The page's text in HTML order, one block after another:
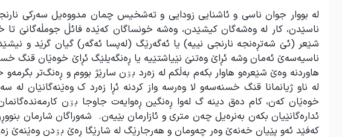
لە بووار جوان ناسی و ئاشنایی زودایی و تەشخیس چمان مدووەیل سەرکی
ناسێدن، کار لە وەشەگان کیشێدن، وەشە خونساگان کەێدە فائڵ جومڵەگانێ تا
شێعر (ئێ شەتڕەنجە نارنجی نییە) یا ئەگەرێگ (لەپسا ئەگەر) گیان گرێد و
ناسیەسەێ ئەمان وشە ئڕاێ وەتنێ نێیاشتێیە یا ڕەنگەیلێگ ئڕاێ خوەێان قنگ
هاوردنە وەێ شێعرەو هاوار بکەم بەڵکم لە زەرد بۊن سارێژ بووم و ڕەنگ‌تر
لە ناو ژیانمانا قنگ خسنەسەو لا وەرسە واز کردنە ئڕا زەرد ک وەێنەگانێان لە
خوەێان کەن، کام دەق دینە گ لەوا ڕەنگین ڕەوایەت جاوجا بۊن
ئدارەگانێیان بکەن بەنرەیل چەن متری و ئازارمان بێیەن. شەوراگان شارمان
کەفێد ئەو پێیان خەنەێ وەر چەومان و هەرجارێگ لە شارێگا ڕەێ بۊدن وەێنەێ